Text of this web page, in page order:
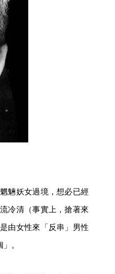
魎妖女過境，想必已經
冷清（事實上，搶著來
由女性來「反串」男性
。